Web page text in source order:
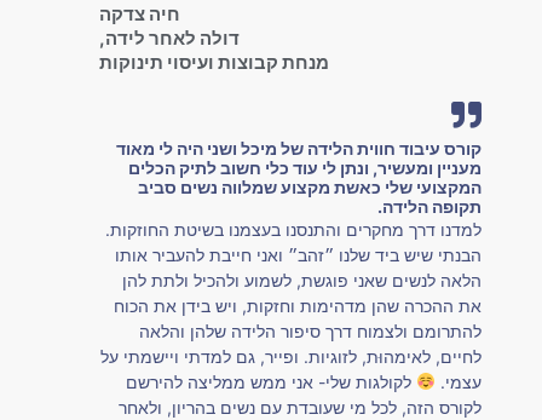
חיה צדקה
דולה לאחר לידה,
מנחת קבוצות ועיסוי תינוקות
קורס עיבוד חווית הלידה של מיכל ושני היה לי מאוד
מעניין ומעשיר, ונתן לי עוד כלי חשוב לתיק הכלים
המקצועי שלי כאשת מקצוע שמלווה נשים סביב
תקופה הלידה.
למדנו דרך מחקרים והתנסנו בעצמנו בשיטת החוזקות.
הבנתי שיש ביד שלנו ״זהב״ ואני חייבת להעביר אותו
הלאה לנשים שאני פוגשת, לשמוע ולהכיל ולתת להן
את ההכרה שהן מדהימות וחזקות, ויש בידן את הכוח
להתרומם ולצמוח דרך סיפור הלידה שלהן והלאה
לחיים, לאימהוּת, לזוגיות. ופייר, גם למדתי ויישמתי על
עצמי.
לקולגות שלי- אני ממש ממליצה להירשם
לקורס הזה, לכל מי שעובדת עם נשים בהריון, ולאחר